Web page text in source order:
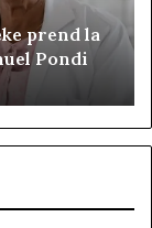
prend la
Pondi
de
la